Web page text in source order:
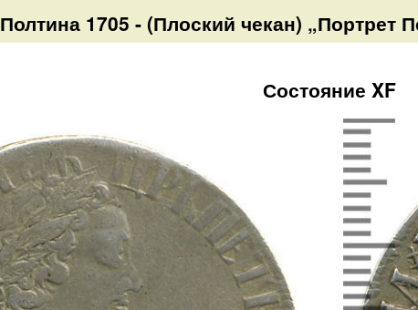
Полтина 1705 - (Плоский чекан) „Портрет
Состояние XF